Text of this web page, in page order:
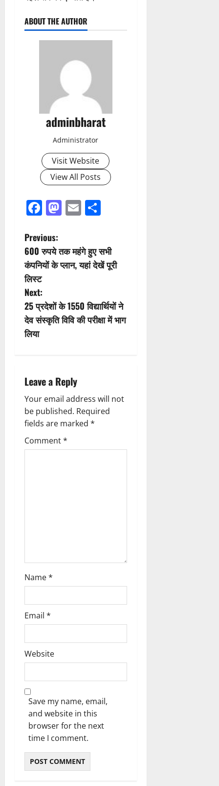
ABOUT THE AUTHOR
adminbharat
Administrator
Visit Website
View All Posts
Facebook
Mastodon
Email
P
o
s
t
n
a
i
g
a
t
Previous:
600 रुपये तक महंगे हुए सभी
कंपनियों के प्लान, यहां देखें पूरी
लिस्ट
Next:
25 प्रदेशों के 1550 विद्यार्थियों ने
देव संस्कृति विवि की परीक्षा में भाग
लिया
Leave a Reply
Your email address will not
be published. Required
fields are marked *
Comment*
Name*
Email *
Website
Save my name, email,
and website in this
browser for the next
time I comment.